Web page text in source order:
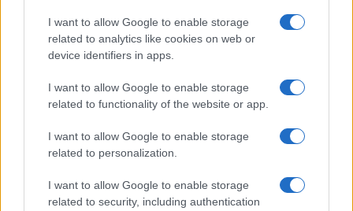
I want to allow Google to enable storage
related to analytics like cookies on web or
device identifiers in apps.
I want to allow Google to enable storage
related to functionality of the website or app.
I want to allow Google to enable storage
related to personalization.
I want to allow Google to enable storage
related to security, including authentication
percorso di continuo miglioramento delle
performance operative e finanziarie che l’ha
portata in una posizione di eccellenza tale da
trasformazione significativa: un grande risultato
fornito nel nostro ruolo di azionisti”, ha detto
l’amministratore delegato di Eni, Claudio Descalzi.